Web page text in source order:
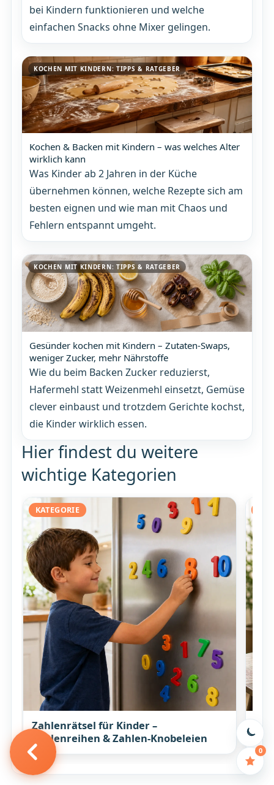
bei Kindern funktionieren und welche
einfachen Snacks ohne Mixer gelingen.
KOCHEN MIT KINDERN: TIPPS & RATGEBER
Kochen & Backen mit Kindern – was welches Alter
wirklich kann
Was Kinder ab 2 Jahren in der Küche
übernehmen können, welche Rezepte sich am
besten eignen und wie man mit Chaos und
Fehlern entspannt umgeht.
KOCHEN MIT KINDERN: TIPPS & RATGEBER
Gesünder kochen mit Kindern – Zutaten-Swaps,
weniger Zucker, mehr Nährstoffe
Wie du beim Backen Zucker reduzierst,
Hafermehl statt Weizenmehl einsetzt, Gemüse
clever einbaust und trotzdem Gerichte kochst,
die Kinder wirklich essen.
Hier findest du weitere
wichtige Kategorien
KATEGORIE
Zahlenrätsel für Kinder –
Zahlenreihen & Zahlen-Knobeleien
0